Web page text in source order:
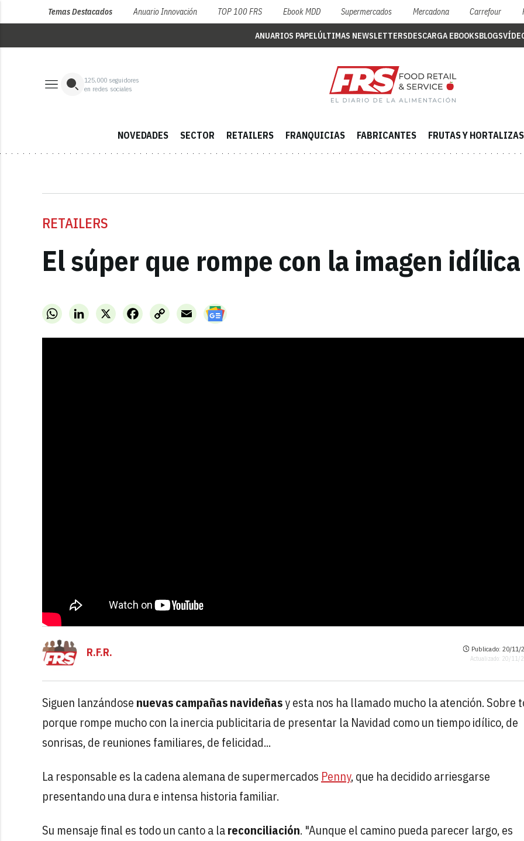
Temas Destacados Anuario Innovación TOP 100 FRS Ebook MDD Supermercados Mercadona Carrefour
ANUARIOS PAPELÚLTIMAS NEWSLETTERSDESCARGA EBOOKSBLOGS
125,000 seguidores
en redes sociales
NOVEDADES SECTOR RETAILERS FRANQUICIAS FABRICANTES FRUTAS Y HORTALIZAS
RETAILERS
El súper que rompe con la imagen
WhatsAppLinkedInX FacebookCopy
Link
Email
R.F.R. Publicado: 20/11/
Actualizado: 20/11/
Siguen lanzándose nuevas campañas navideñasy esta nos ha llamado mucho la atención. Sobre
porque rompe mucho con la inercia publicitaria de presentar la Navidad como un tiempo idílico, de
sonrisas, de reuniones familiares, de felicidad...
La responsable es la cadena alemana de supermercados Penny, que ha decidido arriesgarse
presentando una dura e intensa historia familiar.
Su mensaje final es todo un canto a lareconciliación. "Aunque el camino pueda parecer largo, es